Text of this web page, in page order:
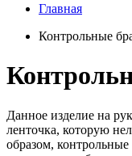
Главная
Контрольные
Данное изделие на
ленточка, которую
образом,